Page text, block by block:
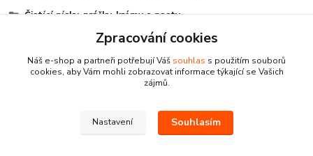
Čistící písky, prášky, krémy a pasty
Zpracování cookies
Náš e-shop a partneři potřebují Váš souhlas s použitím souborů
cookies, aby Vám mohli zobrazovat informace týkající se Vašich
zájmů.
Nastavení Souhlasím